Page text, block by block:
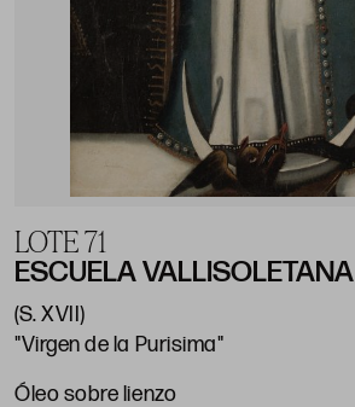
LOTE 71
ESCUELA VALLISOLETANA
(S. XVII)
"Virgen de la Purisima"
Óleo sobre lienzo